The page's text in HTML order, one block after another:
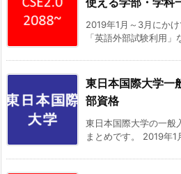
2019年1月～3月にかけ
「英語外部試験利用」
東日本国際大学一
部資格
東日本国際大学の一般
まとめです。 2019年1